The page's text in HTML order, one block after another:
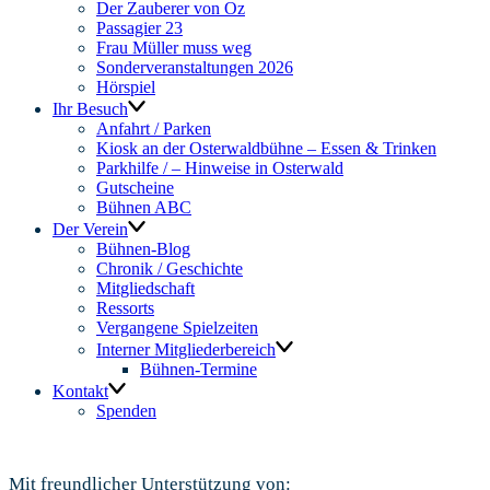
Der Zauberer von Oz
Passagier 23
Frau Müller muss weg
Sonderveranstaltungen 2026
Hörspiel
Ihr Besuch
Anfahrt / Parken
Kiosk an der Osterwaldbühne – Essen & Trinken
Parkhilfe / – Hinweise in Osterwald
Gutscheine
Bühnen ABC
Der Verein
Bühnen-Blog
Chronik / Geschichte
Mitgliedschaft
Ressorts
Vergangene Spielzeiten
Interner Mitgliederbereich
Bühnen-Termine
Kontakt
Spenden
Mit freundlicher Unterstützung von: